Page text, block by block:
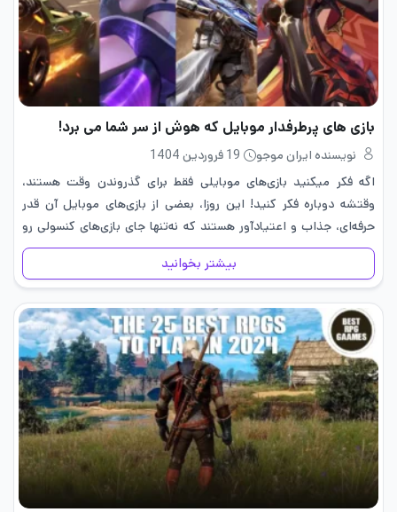
بازی های پرطرفدار موبایل که هوش از سر شما می برد!
نویسنده ایران موجو
19 فروردین 1404
اگه فکر میکنید بازی‌های موبایلی فقط برای گذروندن وقت هستند،
وقتشه دوباره فکر کنید! این روزا، بعضی از بازی‌های موبایل آن قدر
حرفه‌ای، جذاب و اعتیادآور هستند که نه‌تنها جای بازی‌های کنسولی رو
گرفتن، بلکه با گرافیک بالا، گیم‌پلی درگیرکننده…
بیشتر بخوانید